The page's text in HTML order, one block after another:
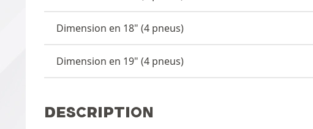
Dimension en 18" (4 pneus)
Dimension en 19" (4 pneus)
DESCRIPTION